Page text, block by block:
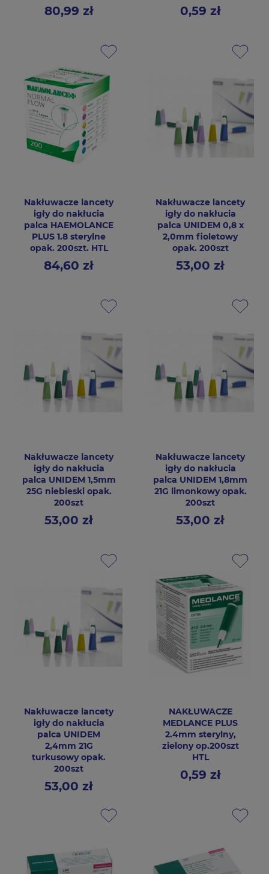
Cena80,99 zł 0,59 zł
Nakłuwacze lancety
igły do nakłucia
palca HAEMOLANCE
PLUS 1.8 sterylne
opak. 200szt. HTL
Cena84,60 zł
Nakłuwacze lancety
igły do nakłucia
palca UNIDEM 0,8 x
2,0mm fioletowy
opak. 200szt
Cena53,00 zł
Nakłuwacze lancety
igły do nakłucia
palca UNIDEM 1,5mm
25G niebieski opak.
200szt
Cena53,00 zł
Nakłuwacze lancety
igły do nakłucia
palca UNIDEM 1,8mm
21G limonkowy opak.
200szt
Cena53,00 zł
Nakłuwacze lancety
igły do nakłucia
palca UNIDEM
2,4mm 21G
turkusowy opak.
200szt
Cena53,00 zł
NAKŁUWACZE
MEDLANCE PLUS
2.4mm sterylny,
zielony op.200szt
HTL
0,59 zł